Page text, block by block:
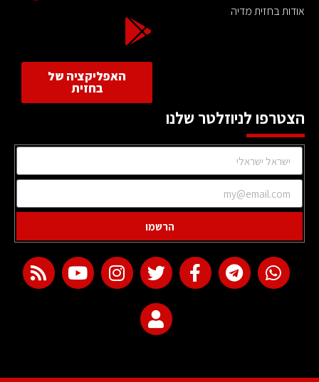
אודות בחזית מדיה
האפליקציה של
בחזית
הצטרפו לניוזלטר שלנו
הרשמו